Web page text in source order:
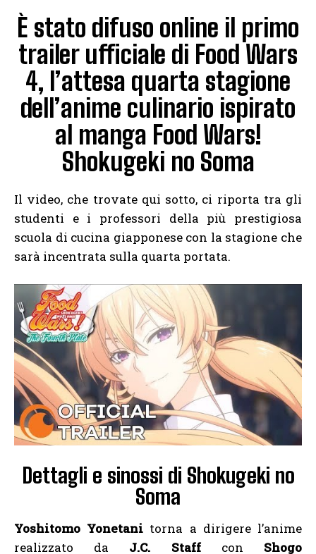
È stato difuso online il primo
trailer ufficiale di Food Wars
4, l’attesa quarta stagione
dell’anime culinario ispirato
al manga Food Wars!
Shokugeki no Soma
Il video, che trovate qui sotto, ci riporta tra gli
studenti e i professori della più prestigiosa
scuola di cucina giapponese con la stagione che
sarà incentrata sulla quarta portata.
Dettagli e sinossi di Shokugeki no
Soma
Yoshitomo Yonetani torna a dirigere l’anime
realizzato da J.C. Staffcon Shogo